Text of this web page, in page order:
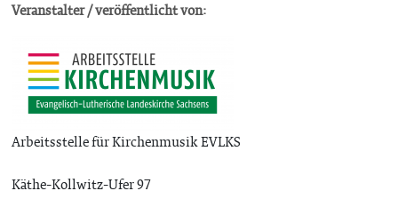
Veranstalter / veröffentlicht von:
Arbeitsstelle für Kirchenmusik EVLKS
Käthe-Kollwitz-Ufer 97